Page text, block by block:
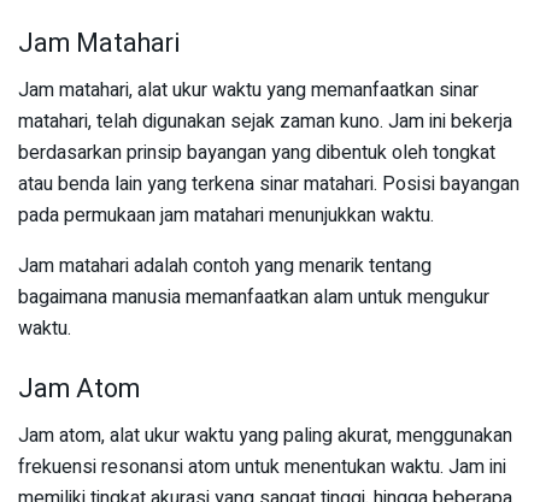
Jam Matahari
Jam matahari, alat ukur waktu yang memanfaatkan sinar
matahari, telah digunakan sejak zaman kuno. Jam ini bekerja
berdasarkan prinsip bayangan yang dibentuk oleh tongkat
atau benda lain yang terkena sinar matahari. Posisi bayangan
pada permukaan jam matahari menunjukkan waktu.
Jam matahari adalah contoh yang menarik tentang
bagaimana manusia memanfaatkan alam untuk mengukur
waktu.
Jam Atom
Jam atom, alat ukur waktu yang paling akurat, menggunakan
frekuensi resonansi atom untuk menentukan waktu. Jam ini